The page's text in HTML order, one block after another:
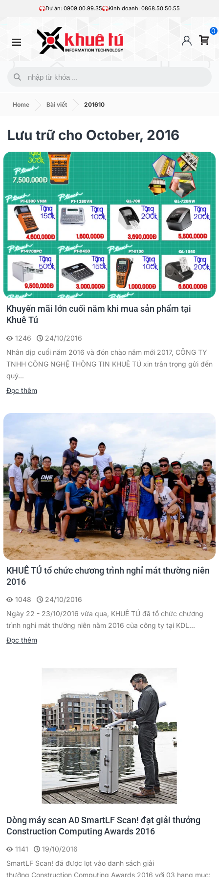
Dự án: 0909.00.99.35 Kinh doanh: 0868.50.50.55
0
Home Bài viết 201610
Lưu trữ cho October, 2016
Khuyến mãi lớn cuối năm khi mua sản phẩm tại
Khuê Tú
1246
24/10/2016
Nhân dịp cuối năm 2016 và đón chào năm mới 2017, CÔNG TY
TNHH CÔNG NGHỆ THÔNG TIN KHUÊ TÚ xin trân trọng gửi đến
quý...
Đọc thêm
KHUÊ TÚ tổ chức chương trình nghỉ mát thường niên
2016
1048
24/10/2016
Ngày 22 - 23/10/2016 vừa qua, KHUÊ TÚ đã tổ chức chương
trình nghỉ mát thường niên năm 2016 của công ty tại KDL...
Đọc thêm
Dòng máy scan A0 SmartLF Scan! đạt giải thưởng
Construction Computing Awards 2016
1141
19/10/2016
SmartLF Scan! đã được lọt vào danh sách giải
thưởng Construction Computing Awards 2016 với 03 hạng mục: